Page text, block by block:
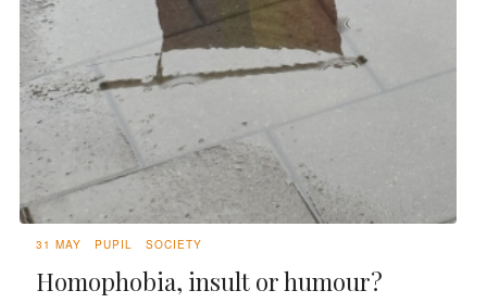
31 MAY PUPIL SOCIETY
Homophobia, insult or humour?